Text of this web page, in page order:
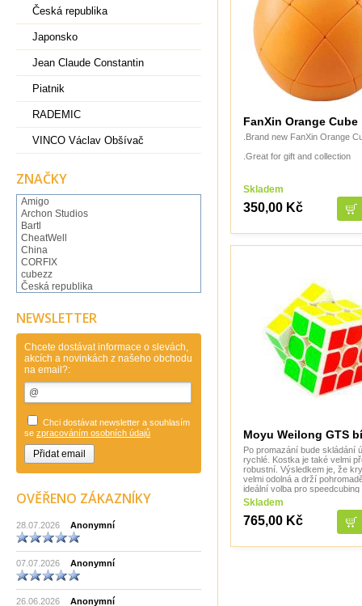
FanXin Orange Cube
.Brand new FanXin Orange
.Great for gift and collection
Skladem
350,00 Kč
Moyu Weilong GTS
Po promazání bude skládání
rychlé. Kostka je také velmi
robustní. Výsledkem je, že
velmi odolná a drží
ideální volba pro speedcubing
(rychloskládání). Má vysoce
Skladem
765,00 Kč
Česká republika
Japonsko
Jean Claude Constantin
Piatnik
RADEMIC
VINCO Václav Obšívač
ZNAČKY
Amigo
Archon Studios
Bartl
CheatWell
China
CORFIX
cubezz
Česká republika
DianSheng
Dilemma Games
Dino Toys
DVorak Ondrej
Eureka
Eureka Belgium
FanXin
Flejberk spol. s r.o..
Gigamic Francie
Hanayama
Hry a hlavolamy
Huzzle
Japan
Japonsko
Knihy cizojazyčné
Knihy české
LONPOS
Made in China
Made in EU
Made in India CHOPRA
Made in Taiwan
NEWSLETTER
Chcete dostávat informace o slevách,
akcích a novinkách z našeho obchodu
na email?:
Chci dostávat newsletter a souhlasím
se zpracováním osobních údajů
OVĚŘENO ZÁKAZNÍKY
28.07.2026 Anonymní
07.07.2026 Anonymní
26.06.2026 Anonymní